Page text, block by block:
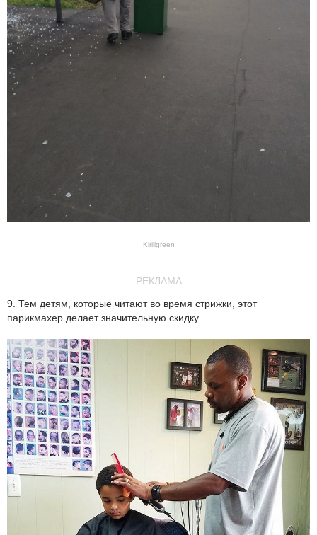
Kirillgreen
РЕКЛАМА
9. Тем детям, которые читают во время стрижки, этот
парикмахер делает значительную скидку